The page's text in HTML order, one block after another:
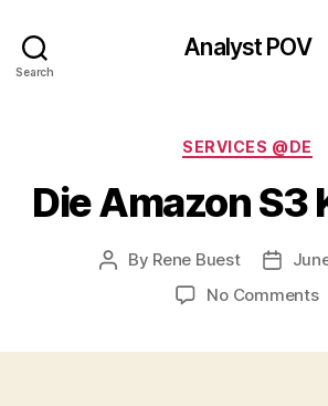
Search
Analyst POV
SERVICES @DE
Die Amazon S3
Post
By Rene Buest
Post
No Commentson